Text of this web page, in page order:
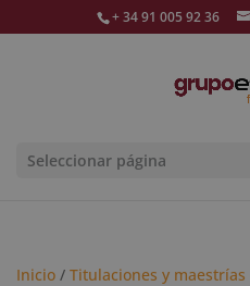
+ 34 91 005 92 36
Seleccionar página
Inicio / Titulaciones y maestrías